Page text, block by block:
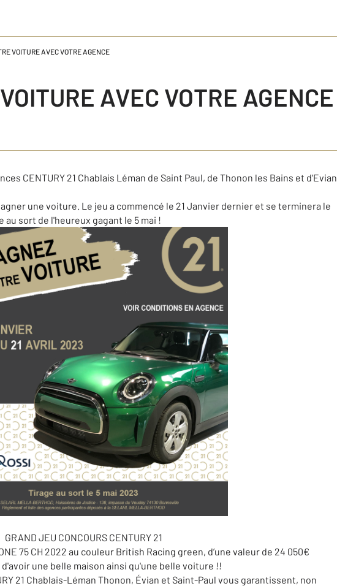
VOITURE AVEC VOTRE AGENCE
AVEC VOTRE AGENCE
CENTURY 21 Chablais Léman de Saint Paul, de Thonon les Bains et d'Evian
une voiture. Le jeu a commencé le 21 Janvier dernier et se terminera le
sort de l'heureux gagant le 5 mai !
GRAND JEU CONCOURS CENTURY 21
75 CH 2022 au couleur British Racing green, d’une valeur de 24 050€
d'avoir une belle maison ainsi qu'une belle voiture !!
21 Chablais-Léman Thonon, Évian et Saint-Paul vous garantissent, non